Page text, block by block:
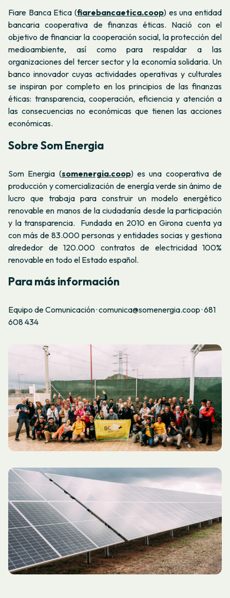
Fiare Banca Etica (fiarebancaetica.coop) es una entidad
bancaria cooperativa de finanzas éticas. Nació con el
objetivo de financiar la cooperación social, la protección del
medioambiente, así como para respaldar a las
organizaciones del tercer sector y la economía solidaria. Un
banco innovador cuyas actividades operativas y culturales
se inspiran por completo en los principios de las finanzas
éticas: transparencia, cooperación, eficiencia y atención a
las consecuencias no económicas que tienen las acciones
económicas.
Sobre Som Energia
Som Energia (somenergia.coop) es una cooperativa de
producción y comercialización de energía verde sin ánimo de
lucro que trabaja para construir un modelo energético
renovable en manos de la ciudadanía desde la participación
y la transparencia. Fundada en 2010 en Girona cuenta ya
con más de 83.000 personas y entidades socias y gestiona
alrededor de 120.000 contratos de electricidad 100%
renovable en todo el Estado español.
Para más información
Equipo de Comunicación · comunica@somenergia.coop · 681
608 434